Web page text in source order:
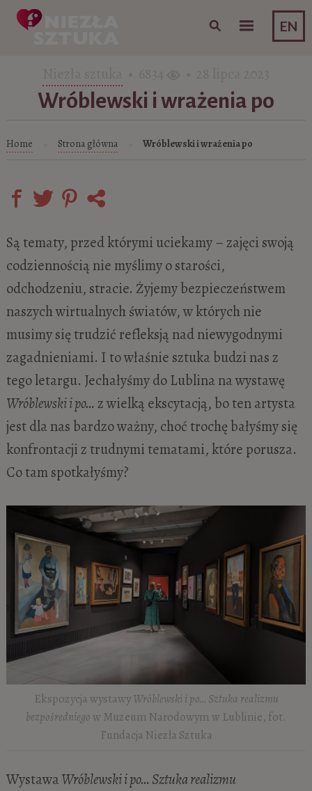
EN
Skip to content
Wróblewski i wrażenia po
Home Strona główna Wróblewski i wrażenia po
Są tematy, przed którymi uciekamy – zajęci swoją
codziennością nie myślimy o starości,
odchodzeniu, stracie. Żyjemy bezpieczeństwem
naszych wirtualnych światów, w których nie
musimy się trudzić refleksją nad niewygodnymi
zagadnieniami. I to właśnie sztuka budzi nas z
tego letargu. Jechałyśmy do Lublina na wystawę
Wróblewski i po…z wielką ekscytacją, bo ten artysta
jest dla nas bardzo ważny, choć trochę bałyśmy się
konfrontacji z trudnymi tematami, które porusza.
Co tam spotkałyśmy?
Ekspozycja wystawyWróblewski i po… Sztuka realizmu
bezpośredniegow Muzeum Narodowym w Lublinie, fot.
Fundacja Niezła Sztuka
WystawaWróblewski i po… Sztuka realizmu